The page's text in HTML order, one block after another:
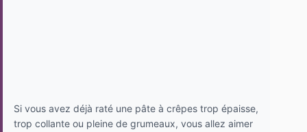
Si vous avez déjà raté une pâte à crêpes trop épaisse,
trop collante ou pleine de grumeaux, vous allez aimer